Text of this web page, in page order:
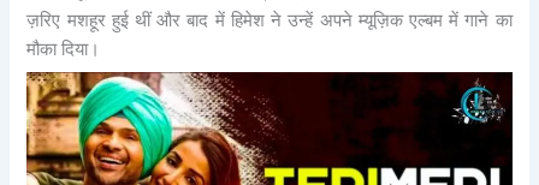
ज़रिए मशहूर हुई थीं और बाद में हिमेश ने उन्हें अपने म्यूज़िक एल्बम में गाने का
मौका दिया।